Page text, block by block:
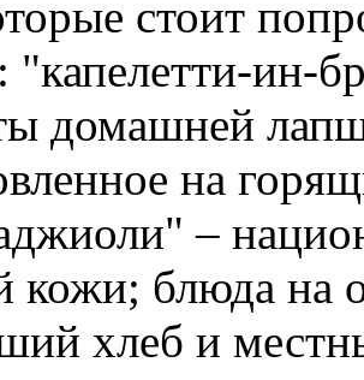
стоит
ин-
домашней
на
–
кожи; блюда на
хлеб и